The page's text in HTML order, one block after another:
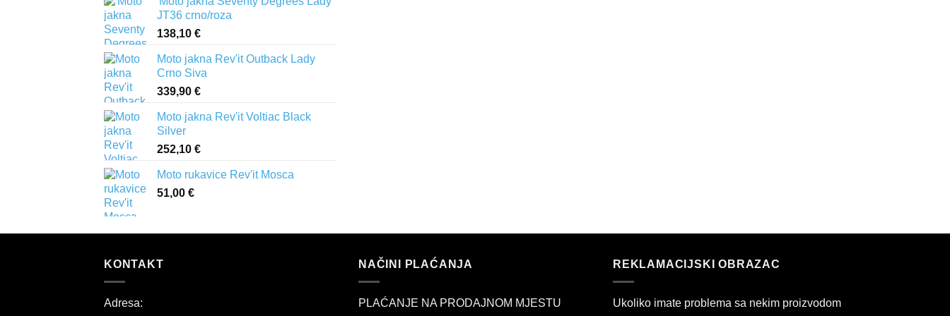
JT36 crno/roza
138,10 €
Moto jakna Rev'it Outback Lady
Crno Siva
339,90 €
Moto jakna Rev'it Voltiac Black
Silver
252,10 €
Moto rukavice Rev'it Mosca
51,00 €
KONTAKT
Adresa:
NAČINI PLAĆANJA
PLAĆANJE NA PRODAJNOM MJESTU
REKLAMACIJSKI OBRAZAC
Ukoliko imate problema sa nekim proizvodom